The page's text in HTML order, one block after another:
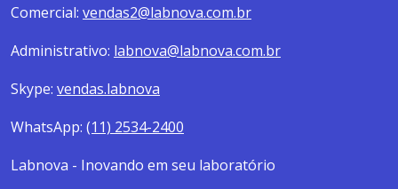
Comercial: vendas2@labnova.com.br
Administrativo: labnova@labnova.com.br
Skype: vendas.labnova
WhatsApp: (11) 2534-2400
Labnova - Inovando em seu laboratório